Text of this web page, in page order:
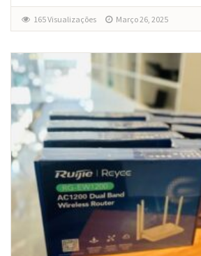
165 Visualizações Março 26, 2025